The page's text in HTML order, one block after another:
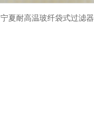
宁夏耐高温玻纤袋式过滤器